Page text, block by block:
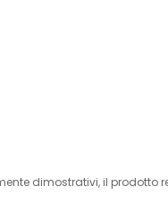
dimostrativi, il prodotto